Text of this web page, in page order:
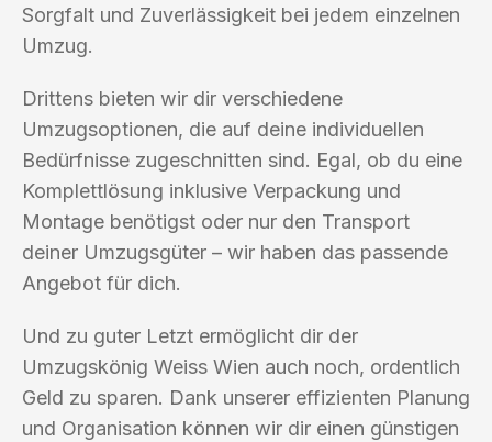
Sorgfalt und Zuverlässigkeit bei jedem einzelnen
Umzug.
Drittens bieten wir dir verschiedene
Umzugsoptionen, die auf deine individuellen
Bedürfnisse zugeschnitten sind. Egal, ob du eine
Komplettlösung inklusive Verpackung und
Montage benötigst oder nur den Transport
deiner Umzugsgüter – wir haben das passende
Angebot für dich.
Und zu guter Letzt ermöglicht dir der
Umzugskönig Weiss Wien auch noch, ordentlich
Geld zu sparen. Dank unserer effizienten Planung
und Organisation können wir dir einen günstigen